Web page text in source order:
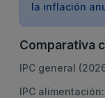
la inflación
Comparativa
IPC general
IPC alimentación: